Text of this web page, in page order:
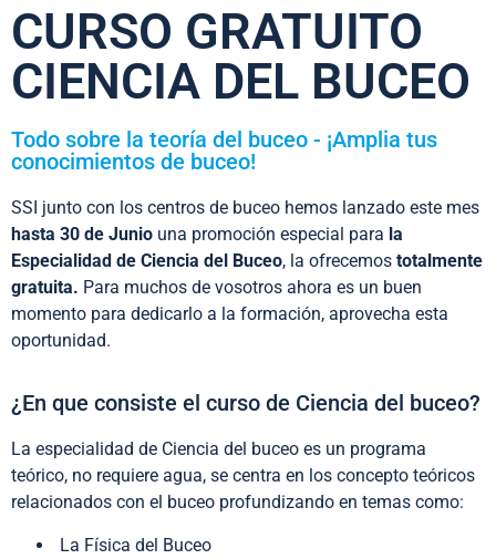
CURSO GRATUITO
CIENCIA DEL BUCEO
Todo sobre la teoría del buceo - ¡Amplia tus
conocimientos de buceo!
SSI junto con los centros de buceo hemos lanzado este mes
hasta 30 de Junio una promoción especial para la
Especialidad de Ciencia del Buceo, la ofrecemos totalmente
gratuita. Para muchos de vosotros ahora es un buen
momento para dedicarlo a la formación, aprovecha esta
oportunidad.
¿En que consiste el curso de Ciencia del buceo?
La especialidad de Ciencia del buceo es un programa
teórico, no requiere agua, se centra en los concepto teóricos
relacionados con el buceo profundizando en temas como:
La Física del Buceo